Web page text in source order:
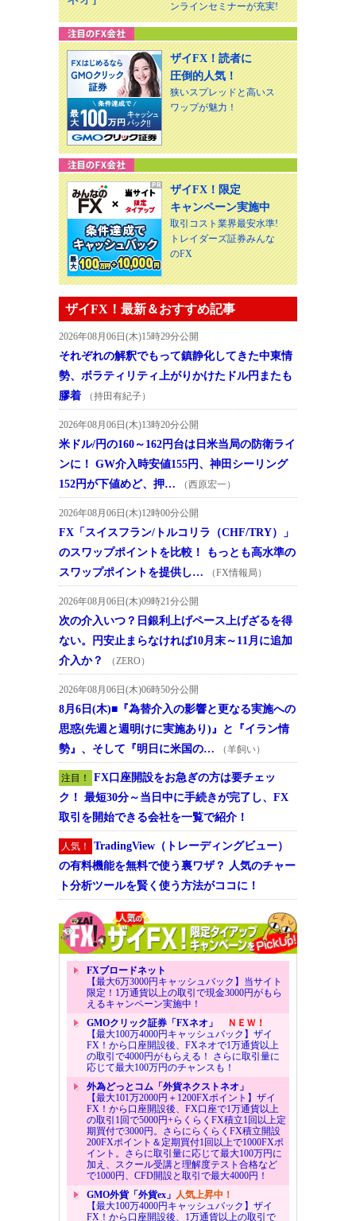
ンラインセミナーが充実!
ザイFX！読者に
圧倒的人気！
狭いスプレッドと高いス
ワップが魅力！
ザイFX！限定
キャンペーン実施中
取引コスト業界最安水準!
トレイダーズ証券みんな
のFX
ザイFX！最新＆おすすめ記事
2026年08月06日(木)15時29分公開
それぞれの解釈でもって鎮静化してきた中東情
勢、ボラティリティ上がりかけたドル円またも
膠着
（持田有紀子）
2026年08月06日(木)13時20分公開
米ドル/円の160～162円台は日米当局の防衛ライ
ンに！ GW介入時安値155円、神田シーリング
152円が下値めど、押…
（西原宏一）
2026年08月06日(木)12時00分公開
FX「スイスフラン/トルコリラ（CHF/TRY）」
のスワップポイントを比較！ もっとも高水準の
スワップポイントを提供し…
（FX情報局）
2026年08月06日(木)09時21分公開
次の介入いつ？日銀利上げペース上げざるを得
ない。円安止まらなければ10月末～11月に追加
介入か？
（ZERO）
2026年08月06日(木)06時50分公開
8月6日(木)■『為替介入の影響と更なる実施への
思惑(先週と週明けに実施あり)』と『イラン情
勢』、そして『明日に米国の…
（羊飼い）
注目！
FX口座開設をお急ぎの方は要チェッ
ク！ 最短30分～当日中に手続きが完了し、FX
取引を開始できる会社を一覧で紹介！
人気！
TradingView（トレーディングビュー）
の有料機能を無料で使う裏ワザ？ 人気のチャー
ト分析ツールを賢く使う方法がココに！
FXブロードネット
【最大6万3000円キャッシュバック】当サイト
限定！1万通貨以上の取引で現金3000円がもら
えるキャンペーン実施中！
GMOクリック証券「FXネオ」
ＮＥＷ！
【最大100万4000円キャッシュバック】ザイ
FX！から口座開設後、FXネオで1万通貨以上
の取引で4000円がもらえる！ さらに取引量に
応じて最大100万円のチャンスも！
外為どっとコム「外貨ネクストネオ」
【最大101万2000円＋1200FXポイント】ザイ
FX！から口座開設後、FX口座で1万通貨以上
の取引1回で5000円+らくらくFX積立1回以上定
期買付で3000円。さらにらくらくFX積立開設
200FXポイント＆定期買付1回以上で1000FXポ
イント。さらに取引量に応じて最大100万円に
加え、スクール受講と理解度テスト合格など
で1000円、CFD開設と取引で最大4000円！
GMO外貨「外貨ex」 人気上昇中！
【最大100万4000円キャッシュバック】ザイ
FX！から口座開設後、1万通貨以上の取引で